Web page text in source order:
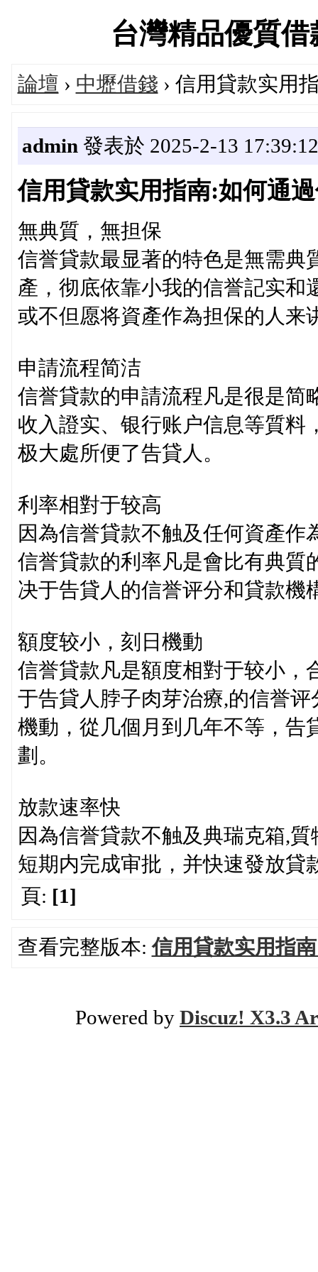
台灣精品優質
論壇 › 中壢借錢 › 信用貸款实用
admin 發表於 2025-2-13 17:39:12
信用貸款实用指南:如何通
無典質，無担保
信誉貸款最显著的特色是無需典
產，彻底依靠小我的信誉記实和
或不但愿将資產作為担保的人来
申請流程简洁
信誉貸款的申請流程凡是很是简
收入證实、银行账户信息等質料
极大處所便了告貸人。
利率相對于较高
因為信誉貸款不触及任何資產
信誉貸款的利率凡是會比有典質
决于告貸人的信誉评分和貸款機
額度较小，刻日機動
信誉貸款凡是額度相對于较小，
于告貸人脖子肉芽治療,的信誉
機動，從几個月到几年不等，告
劃。
放款速率快
因為信誉貸款不触及典瑞克箱,
短期内完成审批，并快速發放貸
頁: [1]
查看完整版本:信用貸款实用指
Powered by Discuz! X3.3